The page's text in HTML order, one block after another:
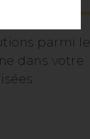
parmi le
dans votre